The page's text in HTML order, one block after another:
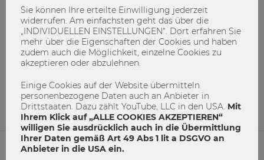
Hello hands-on experience!
Nachhaltigkeit
soziales Engagement
Student Impact Initiative
2 0
Sie können Ihre erteilte Einwilligung jederzeit
widerrufen. Am einfachsten geht das über die
„INDIVIDUELLEN EINSTELLUNGEN“. Dort erfahren Sie
mehr über die Eigenschaften der Cookies und haben
zudem auch die Möglichkeit, einzelne Cookies zu
akzeptieren oder abzulehnen.
Einige Cookies auf der Website übermitteln
personenbezogene Daten auch an Anbieter in
Drittstaaten. Dazu zählt YouTube, LLC in den USA. Mit
Ihrem Klick auf „ALLE COOKIES AKZEPTIEREN“
willigen Sie ausdrücklich auch in die Übermittlung
Ihrer Daten gemäß Art 49 Abs 1 lit a DSGVO an
Anbieter in die USA ein.